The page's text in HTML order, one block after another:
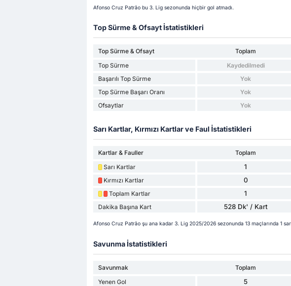
Afonso Cruz Patrão bu 3. Lig sezonunda hiçbir gol atmadı.
Top Sürme & Ofsayt İstatistikleri
Top Sürme & Ofsayt Toplam
Top Sürme
Kaydedilmedi
Başarılı Top Sürme Yok
Top Sürme Başarı Oranı Yok
Ofsaytlar Yok
Sarı Kartlar, Kırmızı Kartlar ve Faul İstatistikleri
Kartlar & Fauller Toplam
Sarı Kartlar
1
Kırmızı Kartlar 0
Toplam Kartlar 1
Dakika Başına Kart 528 Dk' / Kart
Afonso Cruz Patrão şu ana kadar 3. Lig 2025/2026 sezonunda 13 maçlarında 1
Savunma İstatistikleri
Savunmak Toplam
Yenen Gol
5